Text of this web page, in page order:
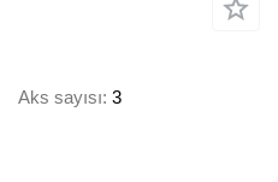
Aks sayısı 3